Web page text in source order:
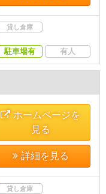
貸し倉庫
駐車場有 有人
ホームページを
見る
詳細を見る
貸し倉庫